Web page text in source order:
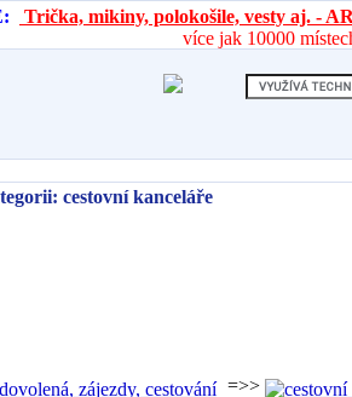
Trička, mikiny, polokošile, vesty aj. -
více jak 10000
cestovní kanceláře
=>>